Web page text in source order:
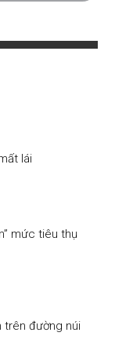
lái
mức tiêu thụ
trên đường núi